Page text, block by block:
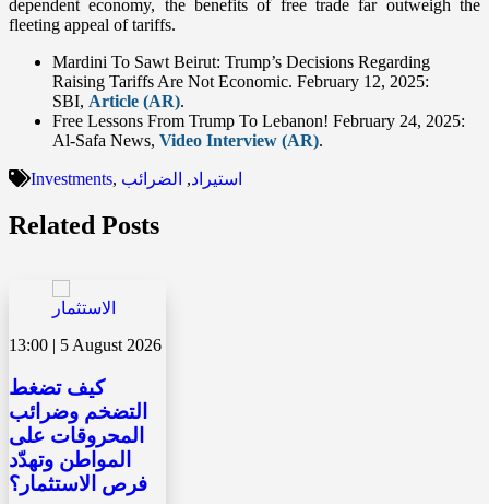
dependent economy, the benefits of free trade far outweigh the
fleeting appeal of tariffs.
Mardini To Sawt Beirut: Trump’s Decisions Regarding
Raising Tariffs Are Not Economic. February 12, 2025:
SBI, Article (AR).
Free Lessons From Trump To Lebanon! February 24, 2025:
Al-Safa News, Video Interview (AR).
Investments, استيراد, الضرائب
Related Posts
13:00 | 5 August 2026
كيف تضغط
التضخم وضرائب
المحروقات على
المواطن وتهدّد
فرص الاستثمار؟